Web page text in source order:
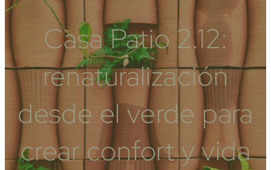
Casa Patio 2.12:
renaturalización
desde el verde para
crear confort y vida